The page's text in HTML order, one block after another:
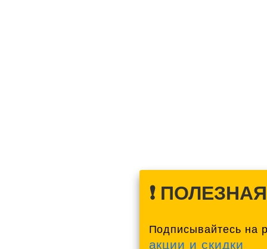
❗️
Подписывайтесь на
акции и скидки